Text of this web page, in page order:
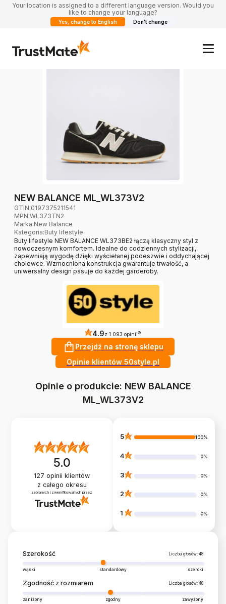
Your location is assigned to a different language version. Would you
like to change your language?
Yes, change to English Don't change
NEW BALANCE ML_WL373V2
GTIN:0197375211541
MPN:WL373TN2
Marka:New Balance
Kategoria:Buty lifestyle
Buty lifestyle NEW BALANCE WL373BE2 łączą klasyczny styl z
nowoczesnym komfortem. Idealne do codziennych stylizacji,
zapewniają wygodę dzięki wyściełanej podeszwie i oddychającej
cholewce. Wzmocniona konstrukcja gwarantuje trwałość, a
uniwersalny design pasuje do każdej garderoby.
4.9z 1 093 opinii ?
Przejdź na stronę sklepu
Opinie klientów 50style.pl
Opinie o produkcie: NEW BALANCE
ML_WL373V2
5.0
127 opinii klientów
z całego okresu
zebranych i zweryfikowanych przez
5 100%
4 0%
3 0%
2 0%
1 0%
Szerokość Liczba głosów: 48
wąski standardowy szeroki
Zgodność z rozmiarem Liczba głosów: 48
zaniżony zgodny zawyżony